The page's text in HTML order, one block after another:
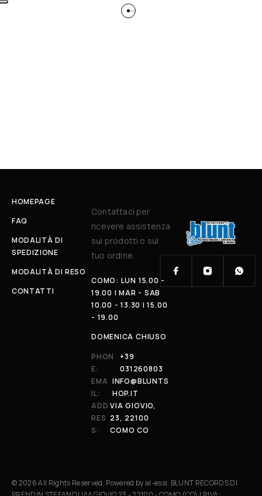
HOMEPAGE
FAQ
MODALITÀ DI
SPEDIZIONE
MODALITÀ DI RESO
CONTATTI
Contattaci per
ricevere assistenza
sui prodotti o sul
tuo ordine.
COMO: LUN 15.00 -
19.00 | MAR - SAB
10.00 - 13.30 | 15.00
- 19.00
DOMENICA CHIUSO
PHON
E:
+39
031260803
EMA
IL:
INFO@BLUNTS
HOP.IT
ADD
RES
S:
VIA GIOVIO,
23, 22100
COMO CO
© 2026 All Rights Reserved. Powered by al-essi. BLUNT RECORDS DI